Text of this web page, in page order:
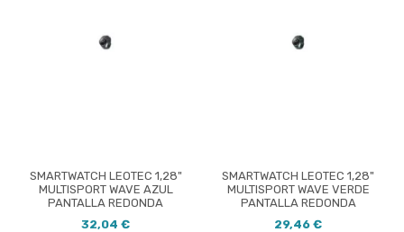
SMARTWATCH LEOTEC 1,28"
MULTISPORT WAVE AZUL
PANTALLA REDONDA
32,04 €
SMARTWATCH LEOTEC 1,28"
MULTISPORT WAVE VERDE
PANTALLA REDONDA
29,46 €